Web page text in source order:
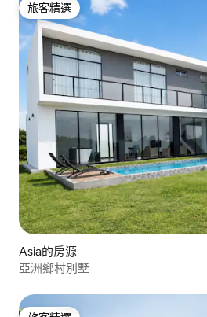
旅客精選
旅客精選
Asia的房源
亞洲鄉村別墅